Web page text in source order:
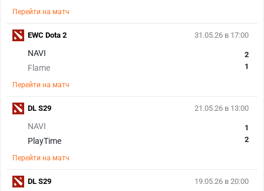
Перейти на матч
31.05.26 в 17:00
NAVI
Flame
2
1
Перейти на матч
EWC Dota 2
21.05.26 в 13:00
NAVI
PlayTime
1
2
Перейти на матч
DL S29
19.05.26 в 20:00
DL S29